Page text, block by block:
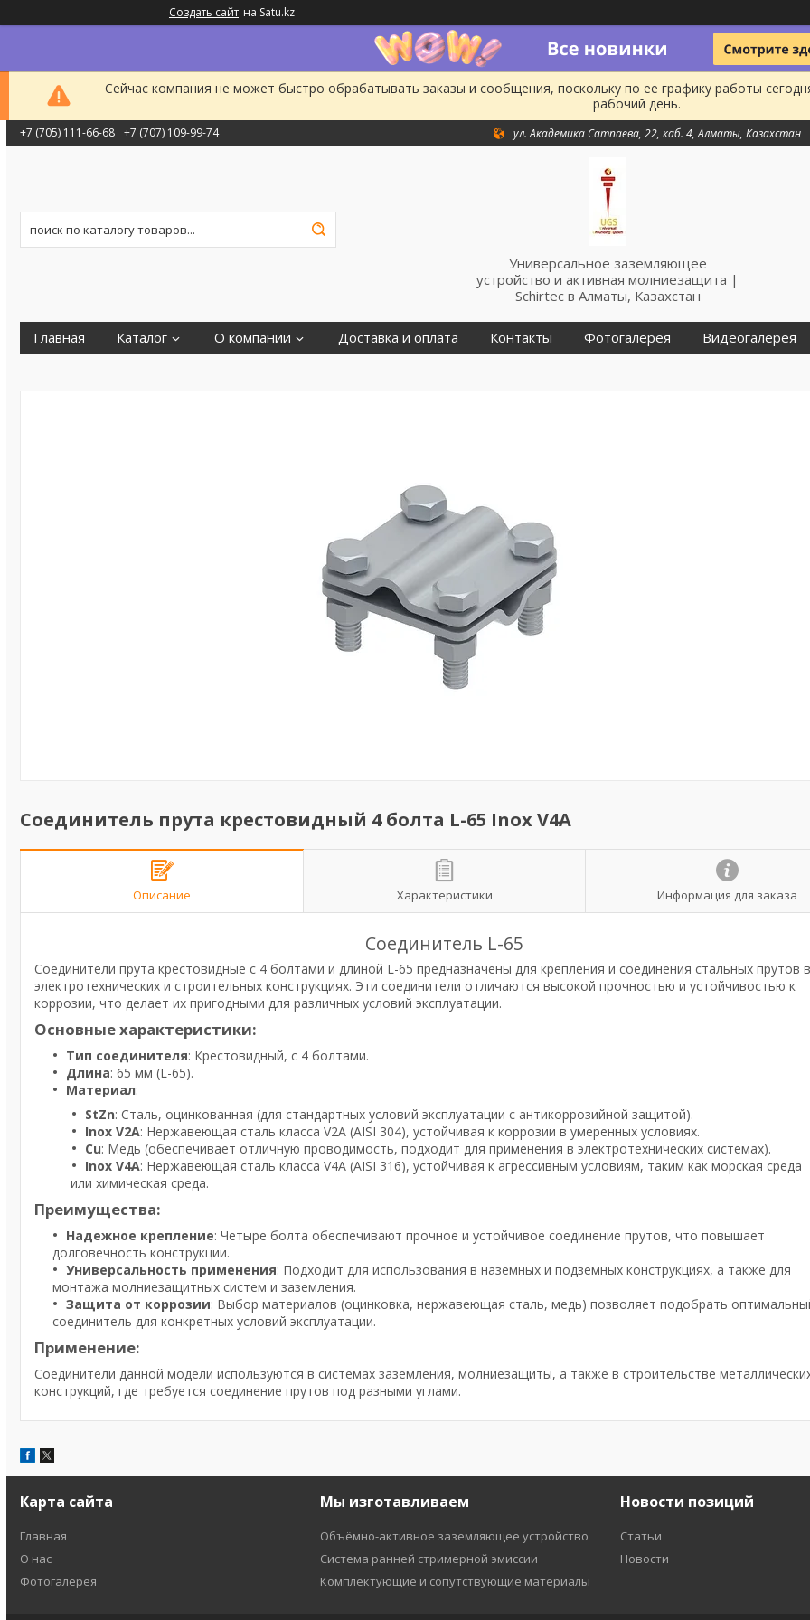
Создать сайт на Satu.kz
Сейчас компания не может быстро обрабатывать заказы и сообщения, поскольку по ее графику работы
рабочий день.
+7 (705) 111-66-68 +7 (707) 109-99-74 ул. Академика Сатпаева, 22, каб. 4, Алматы, Казахстан
Универсальное заземляющее
устройство и активная молниезащита |
Schirtec в Алматы, Казахстан
Главная Каталог О компании Доставка и оплата Контакты Фотогалерея Видеогалерея
Соединитель прута крестовидный 4 болта L-65 Inox V4A
Описание Характеристики Информация для заказа
Соединитель L-65
Соединители прута крестовидные с 4 болтами и длиной L-65 предназначены для крепления и соединения стальных прутов в
электротехнических и строительных конструкциях. Эти соединители отличаются высокой прочностью и устойчивостью к
коррозии, что делает их пригодными для различных условий эксплуатации.
Основные характеристики:
Тип соединителя: Крестовидный, с 4 болтами.
Длина: 65 мм (L-65).
Материал:
StZn: Сталь, оцинкованная (для стандартных условий эксплуатации с антикоррозийной защитой).
Inox V2A: Нержавеющая сталь класса V2A (AISI 304), устойчивая к коррозии в умеренных условиях.
Cu: Медь (обеспечивает отличную проводимость, подходит для применения в электротехнических системах).
Inox V4A: Нержавеющая сталь класса V4A (AISI 316), устойчивая к агрессивным условиям, таким как морская среда
или химическая среда.
Преимущества:
Надежное крепление: Четыре болта обеспечивают прочное и устойчивое соединение прутов, что повышает
долговечность конструкции.
Универсальность применения: Подходит для использования в наземных и подземных конструкциях, а также для
монтажа молниезащитных систем и заземления.
Защита от коррозии: Выбор материалов (оцинковка, нержавеющая сталь, медь) позволяет подобрать
соединитель для конкретных условий эксплуатации.
Применение:
Соединители данной модели используются в системах заземления, молниезащиты, а также в строительстве
конструкций, где требуется соединение прутов под разными углами.
Карта сайта
Главная
О нас
Фотогалерея
Мы изготавливаем
Объёмно-активное заземляющее устройство
Система ранней стримерной эмиссии
Комплектующие и сопутствующие материалы
Новости позиций
Статьи
Новости